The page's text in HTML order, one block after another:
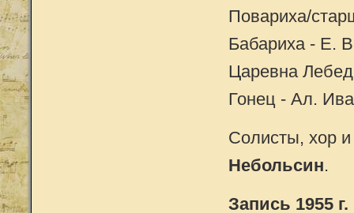
Повариха/
Бабариха - Е.
Царевна
Гонец - Ал.
Солисты, хор
Небольсин.
Запись 1955 г.